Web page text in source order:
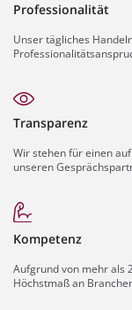
Professionalität
Unser tägliches
Transparenz
Wir stehen für einen
unseren
Kompetenz
Aufgrund von mehr als
Höchstmaß an